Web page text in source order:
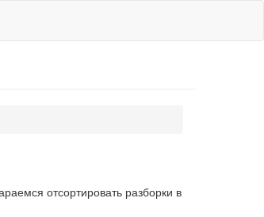
отсортировать разборки в